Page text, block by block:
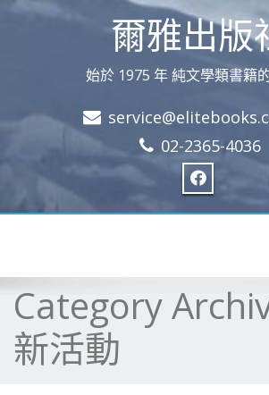
爾雅出版
始於 1975 年 純文學類書籍
02-2365-4036
Category
新活動